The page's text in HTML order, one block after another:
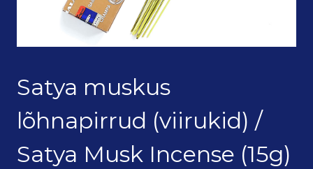
Satya muskus
lõhnapirrud (viirukid) /
Satya Musk Incense (15g)